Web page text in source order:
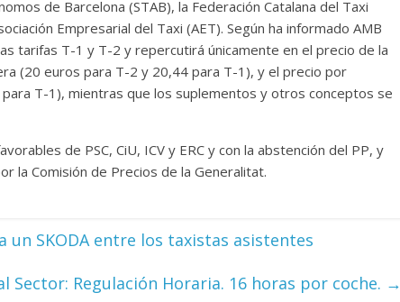
de Barcelona (STAB), la Federación Catalana del Taxi
Empresarial del Taxi (AET). Según ha informado AMB
tarifas T-1 y T-2 y repercutirá únicamente en el precio de la
(20 euros para T-2 y 20,44 para T-1), y el precio por
T-1), mientras que los suplementos y otros conceptos se
de PSC, CiU, ICV y ERC y con la abstención del PP, y
la Comisión de Precios de la Generalitat.
un SKODA entre los taxistas asistentes
Sector: Regulación Horaria. 16 horas por coche. →